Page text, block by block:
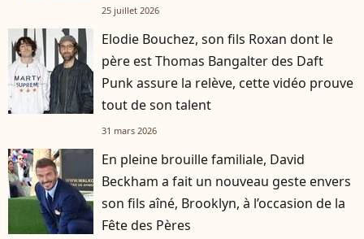
25 juillet 2026
Elodie Bouchez, son fils Roxan dont le
père est Thomas Bangalter des Daft
Punk assure la relève, cette vidéo prouve
tout de son talent
31 mars 2026
En pleine brouille familiale, David
Beckham a fait un nouveau geste envers
son fils aîné, Brooklyn, à l’occasion de la
Fête des Pères